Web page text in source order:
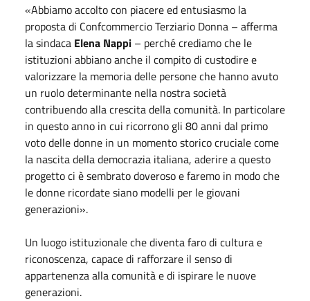
«Abbiamo accolto con piacere ed entusiasmo la
proposta di Confcommercio Terziario Donna – afferma
la sindaca Elena Nappi – perché crediamo che le
istituzioni abbiano anche il compito di custodire e
valorizzare la memoria delle persone che hanno avuto
un ruolo determinante nella nostra società
contribuendo alla crescita della comunità. In particolare
in questo anno in cui ricorrono gli 80 anni dal primo
voto delle donne in un momento storico cruciale come
la nascita della democrazia italiana, aderire a questo
progetto ci è sembrato doveroso e faremo in modo che
le donne ricordate siano modelli per le giovani
generazioni».
Un luogo istituzionale che diventa faro di cultura e
riconoscenza, capace di rafforzare il senso di
appartenenza alla comunità e di ispirare le nuove
generazioni.